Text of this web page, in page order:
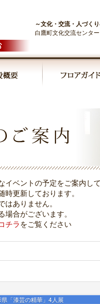
～文化・交流・人づく
白鷹町文化交流センタ
イベントの予定をご案内し
時更新しております。
はありません。
場合がございます。
チラ をご覧ください
「漆芸の精華」4人展